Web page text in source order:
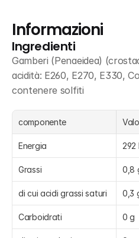
Informazioni
Ingredienti
Gamberi (Penaeidea)
acidità: E260, E270, E330,
contenere solfiti
componente
Energia 292
Grassi 0,8
di cui acidi grassi saturi 0,3
Carboidrati 0 g